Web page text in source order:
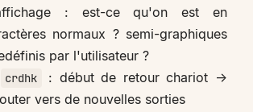
: est-ce qu'on est en
normaux ? semi-graphiques
par l'utilisateur ?
crdhk
: début de retour chariot ->
vers de nouvelles sorties